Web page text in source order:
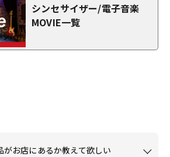
シンセサイザー/電子音楽
MOVIE一覧
がお店にあるか教えて欲しい